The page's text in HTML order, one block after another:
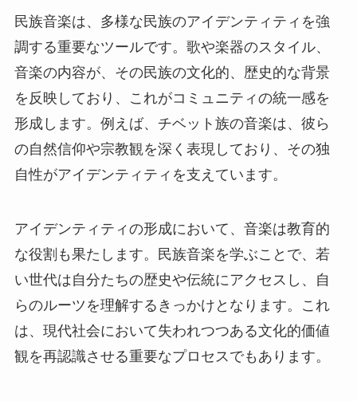
民族音楽は、多様な民族のアイデンティティを強
調する重要なツールです。歌や楽器のスタイル、
音楽の内容が、その民族の文化的、歴史的な背景
を反映しており、これがコミュニティの統一感を
形成します。例えば、チベット族の音楽は、彼ら
の自然信仰や宗教観を深く表現しており、その独
自性がアイデンティティを支えています。
アイデンティティの形成において、音楽は教育的
な役割も果たします。民族音楽を学ぶことで、若
い世代は自分たちの歴史や伝統にアクセスし、自
らのルーツを理解するきっかけとなります。これ
は、現代社会において失われつつある文化的価値
観を再認識させる重要なプロセスでもあります。